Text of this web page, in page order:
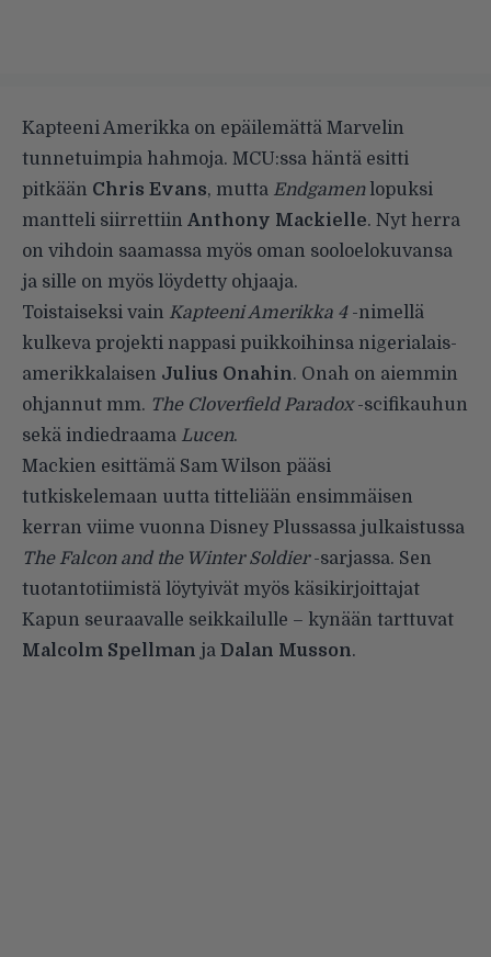
Kapteeni Amerikka on epäilemättä Marvelin
tunnetuimpia hahmoja. MCU:ssa häntä esitti
pitkään Chris Evans, mutta Endgamenlopuksi
mantteli siirrettiin Anthony Mackielle. Nyt herra
on vihdoin saamassa myös oman sooloelokuvansa
ja sille on myös löydetty ohjaaja.
Toistaiseksi vain Kapteeni Amerikka 4-nimellä
kulkeva projekti nappasi puikkoihinsa nigerialais-
amerikkalaisen Julius Onahin. Onah on aiemmin
ohjannut mm. The Cloverfield Paradox-scifikauhun
sekä indiedraama Lucen.
Mackien esittämä Sam Wilson pääsi
tutkiskelemaan uutta titteliään ensimmäisen
kerran viime vuonna Disney Plussassa julkaistussa
The Falcon and the Winter Soldier-sarjassa. Sen
tuotantotiimistä löytyivät myös käsikirjoittajat
Kapun seuraavalle seikkailulle – kynään tarttuvat
Malcolm Spellman ja Dalan Musson.